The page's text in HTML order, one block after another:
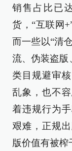
销售占比已
货，“互联网
而一些以“清
流、伪装盗版
类目规避审
乱象，也不
着违规行为
艰难，正规
版价值有被榨